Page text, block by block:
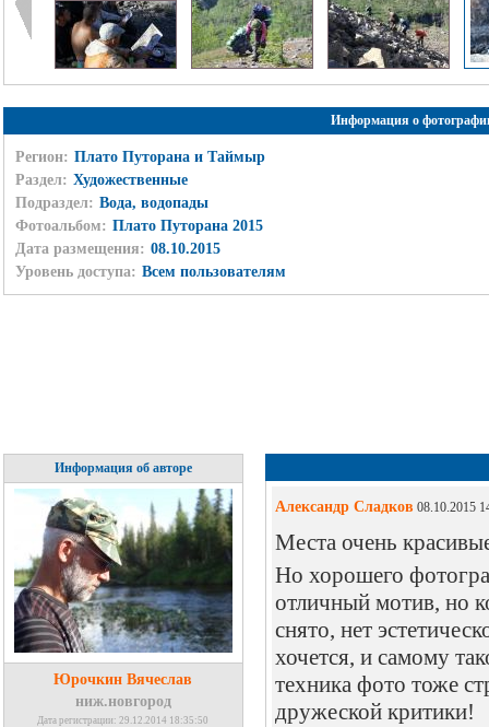
Информация о
Регион: Плато Путорана и Таймыр
Раздел: Художественные
Подраздел: Вода, водопады
Фотоальбом: Плато Путорана 2015
Дата размещения: 08.10.2015
Уровень доступа: Всем пользователям
Информация об авторе
Юрочкин Вячеслав
ниж.новгород
Дата регистрации: 29.12.2014 18:35:50
Александр Сладков 08.10.2015
Места очень
Но хорошего
отличный мотив, но
снято, нет
хочется, и самому
техника фото тоже
дружеской критики!